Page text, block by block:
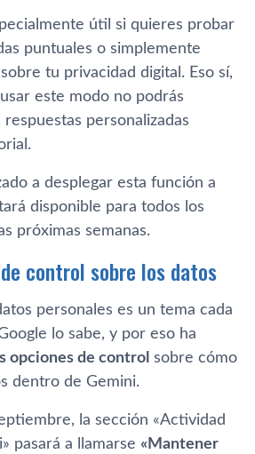
útil si quieres probar
puntuales o simplemente
tu privacidad digital. Eso sí,
este modo no podrás
personalizadas
a desplegar esta función a
disponible para todos los
próximas semanas.
control sobre los datos
personales es un tema cada
lo sabe, y por eso ha
opciones de control sobre cómo
dentro de Gemini.
la sección «Actividad
pasará a llamarse «Mantener